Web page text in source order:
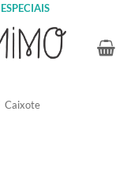
Caixote